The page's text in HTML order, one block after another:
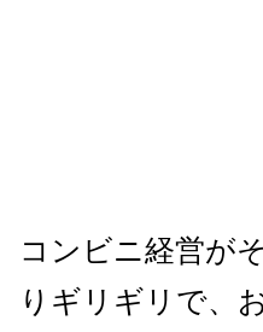
コンビニ経営が
りギリギリで、